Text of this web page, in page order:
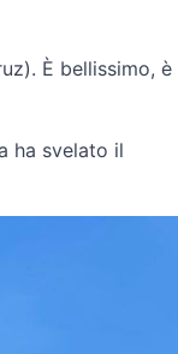
È bellissimo, è
ha svelato il